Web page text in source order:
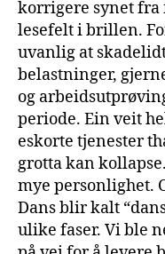
korrigere synet fra
lesefelt i brillen.
uvanlig at
belastninger,
og
periode. Ein veit
eskorte tjenester
grotta kan
mye personlighet.
Dans blir kalt
ulike faser. Vi ble